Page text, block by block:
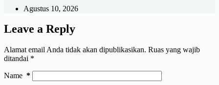
Agustus 10, 2026
Leave a Reply
Alamat email Anda tidak akan dipublikasikan. Ruas yang wajib
ditandai *
Name *